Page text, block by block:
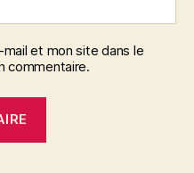
et mon site dans le
commentaire.